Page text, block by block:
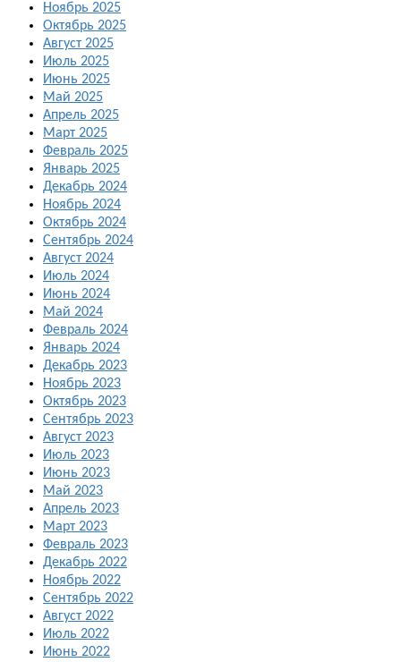
Ноябрь 2025
Октябрь 2025
Август 2025
Июль 2025
Июнь 2025
Май 2025
Апрель 2025
Март 2025
Февраль 2025
Январь 2025
Декабрь 2024
Ноябрь 2024
Октябрь 2024
Сентябрь 2024
Август 2024
Июль 2024
Июнь 2024
Май 2024
Февраль 2024
Январь 2024
Декабрь 2023
Ноябрь 2023
Октябрь 2023
Сентябрь 2023
Август 2023
Июль 2023
Июнь 2023
Май 2023
Апрель 2023
Март 2023
Февраль 2023
Декабрь 2022
Ноябрь 2022
Сентябрь 2022
Август 2022
Июль 2022
Июнь 2022